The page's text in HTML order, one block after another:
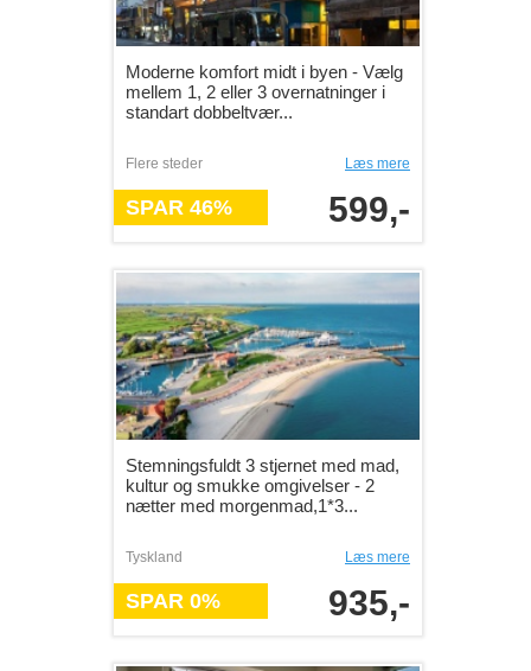
Moderne komfort midt i byen - Vælg
mellem 1, 2 eller 3 overnatninger i
standart dobbeltvær...
Flere steder Læs mere
SPAR 46% 599,-
Stemningsfuldt 3 stjernet med mad,
kultur og smukke omgivelser - 2
nætter med morgenmad,1*3...
Tyskland Læs mere
SPAR 0% 935,-